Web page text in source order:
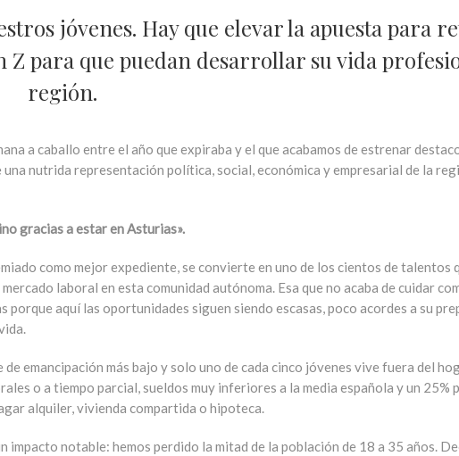
jóvenes. Hay que elevar la apuesta para
para que puedan desarrollar su vida
región.
a caballo entre el año que expiraba y el que acabamos de estrenar
nutrida representación política, social, económica y empresarial de la
gracias a estar en Asturias».
como mejor expediente, se convierte en uno de los cientos de talentos
laboral en esta comunidad autónoma. Esa que no acaba de cuidar
aquí las oportunidades siguen siendo escasas, poco acordes a su
emancipación más bajo y solo uno de cada cinco jóvenes vive fuera del
o a tiempo parcial, sueldos muy inferiores a la media española y un 25%
alquiler, vivienda compartida o hipoteca.
notable: hemos perdido la mitad de la población de 18 a 35 años.